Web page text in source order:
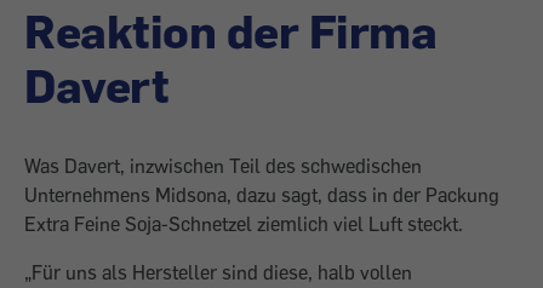
Reaktion der Firma
Davert
Was Davert, inzwischen Teil des schwedischen
Unternehmens Midsona, dazu sagt, dass in der Packung
Extra Feine Soja-Schnetzel ziemlich viel Luft steckt.
„Für uns als Hersteller sind diese, halb vollen